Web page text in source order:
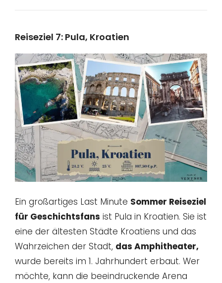
Reiseziel 7: Pula, Kroatien
Ein großartiges Last Minute Sommer Reiseziel
für Geschichtsfans ist Pula in Kroatien. Sie ist
eine der ältesten Städte Kroatiens und das
Wahrzeichen der Stadt, das Amphitheater,
wurde bereits im 1. Jahrhundert erbaut. Wer
möchte, kann die beeindruckende Arena